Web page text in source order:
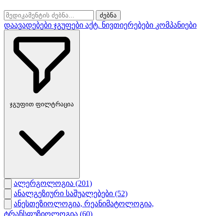
ძებნა
დაავადებები ჯგუფები აქტ. ნივთიერებები კომპანიები
ჯგუფით ფილტრაცია
ალერგოლოგია (201)
ანალგეზიური საშუალებები (52)
ანესთეზიოლოგია, რეანიმატოლოგია,
ტრანსფუზიოლოგია (60)